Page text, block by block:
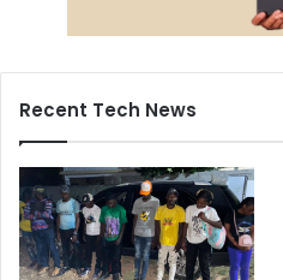
Recent Tech News